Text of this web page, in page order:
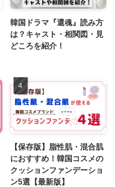
韓国ドラマ『還魂』読み方
は？キャスト・相関図・見
どころを紹介！
【保存版】脂性肌・混合肌
におすすめ！韓国コスメの
クッションファンデーショ
ン5選【最新版】